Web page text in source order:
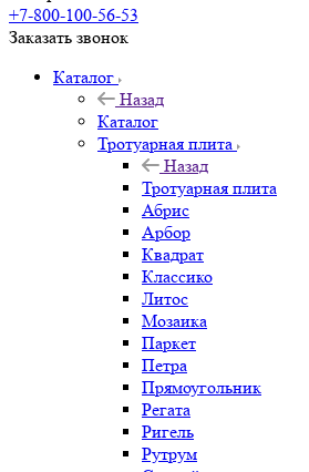
+7-800-100-56-53
Заказать звонок
Каталог
Назад
Каталог
Тротуарная плита
Назад
Тротуарная плита
Абрис
Арбор
Квадрат
Классико
Литос
Мозаика
Паркет
Петра
Прямоугольник
Регата
Ригель
Рутрум